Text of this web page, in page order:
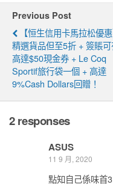
Previous Post
【恒生信用卡馬拉松優惠
精選貨品但至5折 + 簽賬
高達$50現金券 + Le Coq
Sportif旅行袋一個 + 高達
9%Cash Dollars回贈！
2 responses
ASUS
11 9 月, 2020
點知自己係味首